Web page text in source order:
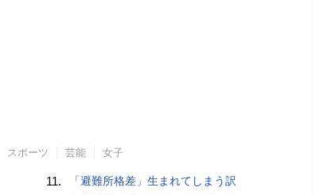
スポーツ 芸能 女子
11. 「避難所格差」生まれてしまう訳